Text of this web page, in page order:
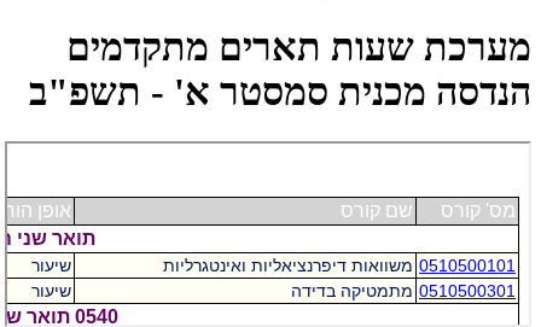
מערכת שעות תארים מתקדמים
הנדסה מכנית סמסטר א' - תשפ"ב